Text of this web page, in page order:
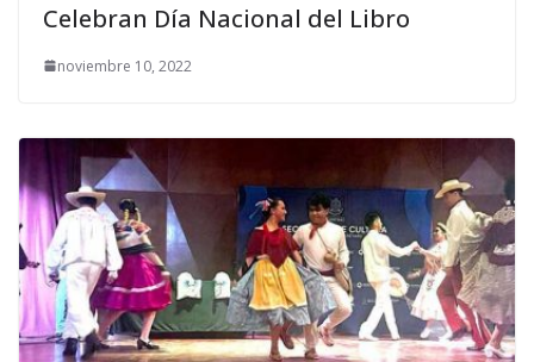
Celebran Día Nacional del Libro
noviembre 10, 2022